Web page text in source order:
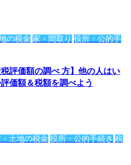
の税金 家・間取り 役所・公的手
税評価額の調べ 方】他の人はい
価額＆税額を調べよう
土地の税金 役所・公的手続き 税